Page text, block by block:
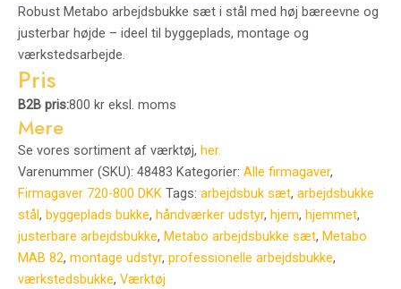
Robust Metabo arbejdsbukke sæt i stål med høj bæreevne og
justerbar højde – ideel til byggeplads, montage og
værkstedsarbejde.
Pris
B2B pris:800 kr eksl. moms
Mere
Se vores sortiment af værktøj, her.
Varenummer (SKU): 48483 Kategorier: Alle firmagaver,
Firmagaver 720-800 DKK Tags: arbejdsbuk sæt, arbejdsbukke
stål, byggeplads bukke, håndværker udstyr, hjem, hjemmet,
justerbare arbejdsbukke, Metabo arbejdsbukke sæt, Metabo
MAB 82, montage udstyr, professionelle arbejdsbukke,
værkstedsbukke, Værktøj